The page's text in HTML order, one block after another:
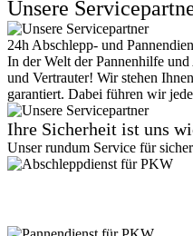
Unsere
24h Abschlepp- und
In der Welt der Pannenhilfe
und Vertrauter! Wir stehen
garantiert. Dabei führen wir
Ihre Sicherheit ist uns
Unser rundum Service für